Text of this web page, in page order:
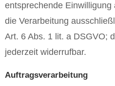
entsprechende
die Verarbeitung
Art. 6 Abs. 1 lit. a DSGVO;
jederzeit widerrufbar.
Auftragsverarbeitung